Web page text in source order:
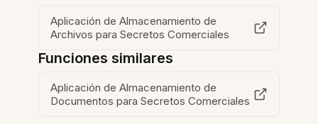
Aplicación de Almacenamiento de
Archivos para Secretos Comerciales
Funciones similares
Aplicación de Almacenamiento de
Documentos para Secretos Comerciales